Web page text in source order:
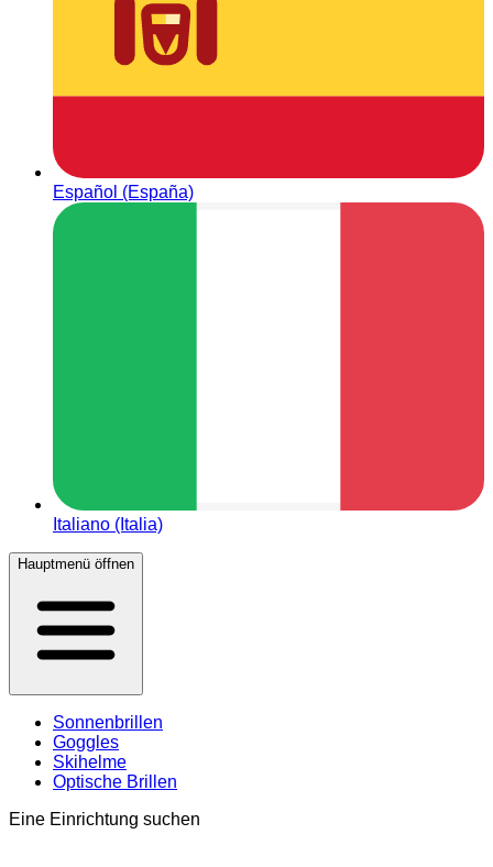
Español (España)
Italiano (Italia)
Hauptmenü öffnen
Sonnenbrillen
Goggles
Skihelme
Optische Brillen
Eine Einrichtung suchen